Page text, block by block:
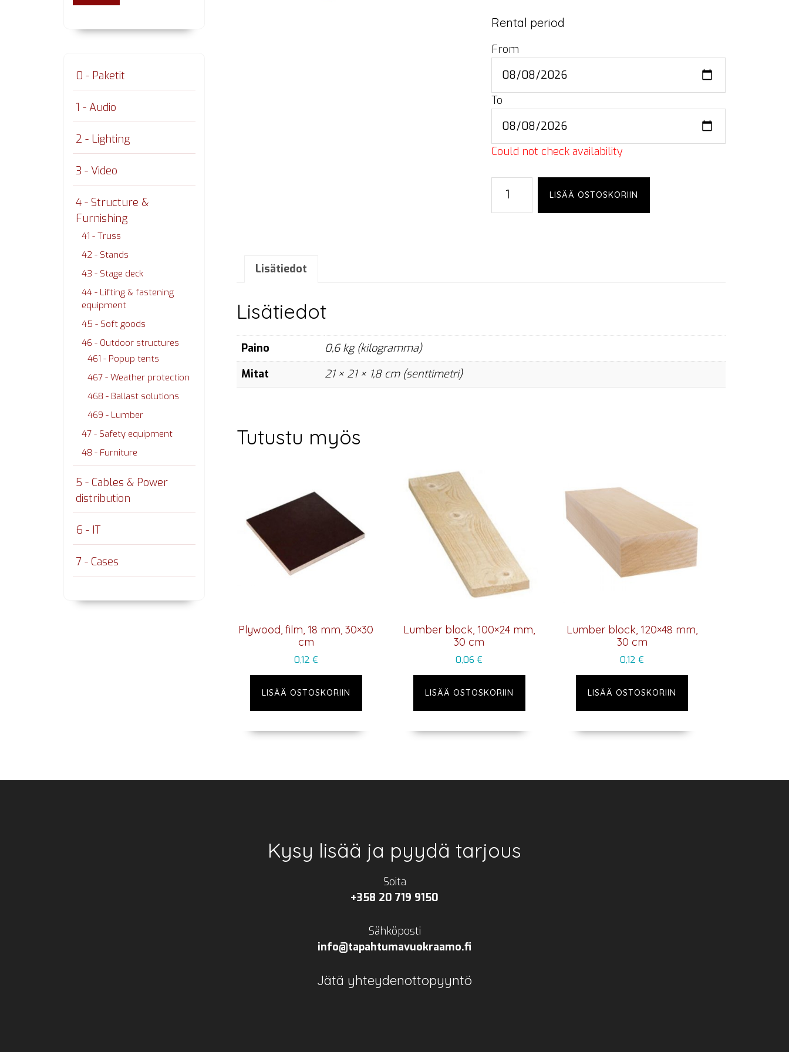
Rental period
From
To
Could not check availability
outrigger
LISÄÄ OSTOSKORIIN
Lisätiedot
Lisätiedot
Paino
0,6 kg (kilogramma)
Mitat
21 × 21 × 1,8 cm (senttimetri)
Tutustu myös
Plywood, film, 18 mm, 30×30
cm
0,12 €
LISÄÄ OSTOSKORIIN
Lumber block, 100×24 mm,
30 cm
0,06 €
LISÄÄ OSTOSKORIIN
Lumber block, 120×48 mm,
30 cm
0,12€
LISÄÄ OSTOSKORIIN
0 - Paketit
1 - Audio
2 - Lighting
3 - Video
4 - Structure &
Furnishing
41 - Truss
42 - Stands
43 - Stage deck
44 - Lifting & fastening
equipment
45 - Soft goods
46 - Outdoor structures
461 - Popup tents
467 - Weather protection
468 - Ballast solutions
469 - Lumber
47 - Safety equipment
48 - Furniture
5 - Cables & Power
distribution
6 - IT
7 - Cases
Kysy lisää ja pyydä tarjous
Soita
+358 20 719 9150
Sähköposti
info@tapahtumavuokraamo.fi
Jätä yhteydenottopyyntö